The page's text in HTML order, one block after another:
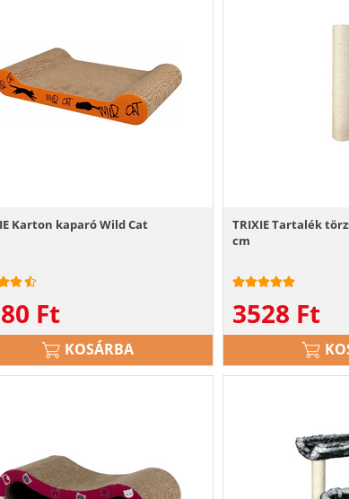
Karton kaparó Wild Cat
Ft
KOSÁRBA
TRIXIE Tartalék
cm
3528 Ft